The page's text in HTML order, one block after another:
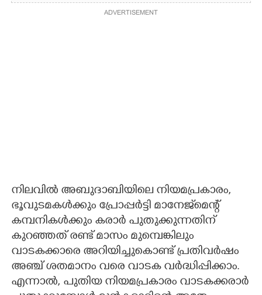
ADVERTISEMENT
നിലവിൽ അബുദാബിയിലെ നിയമപ്രകാരം,
ഭൂവുടമകൾക്കും പ്രോപ്പർട്ടി മാനേജ്‌മെന്റ്
കമ്പനികൾക്കും കരാർ പുതുക്കുന്നതിന്
കുറഞ്ഞത് രണ്ട് മാസം മുമ്പെങ്കിലും
വാടകക്കാരെ അറിയിച്ചുകൊണ്ട് പ്രതിവർഷം
അഞ്ച് ശതമാനം വരെ വാടക വർദ്ധിപ്പിക്കാം.
എന്നാൽ, പുതിയ നിയമപ്രകാരം വാടകക്കരാർ